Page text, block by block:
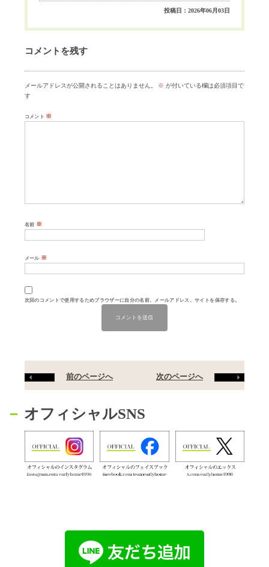
投稿日：2026年06月03日
コメントを残す
メールアドレスが公開されることはありません。 ※ が付いている欄は必須項目で
す
コメント ※
名前 ※
メール ※
次回のコメントで使用するためブラウザーに自分の名前、メールアドレス、サイトを保存する。
次のページへ
前のページへ
オフィシャルSNS